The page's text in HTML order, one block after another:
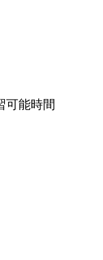
可能時間